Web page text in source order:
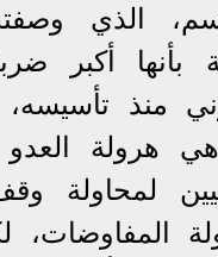
الذي
بأنها أكبر
منذ
هرولة العدو
لمحاولة
المفاوضات،